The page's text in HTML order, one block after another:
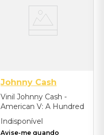
Johnny Cash
Vinil Johnny Cash -
American V: A Hundred
Highways - Importado
Indisponível
Avise-me quando